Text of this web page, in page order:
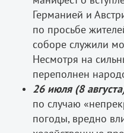
Германией и
по просьбе
соборе служили
Несмотря на
переполнен
26 июля (8
по случаю
погоды, вредно